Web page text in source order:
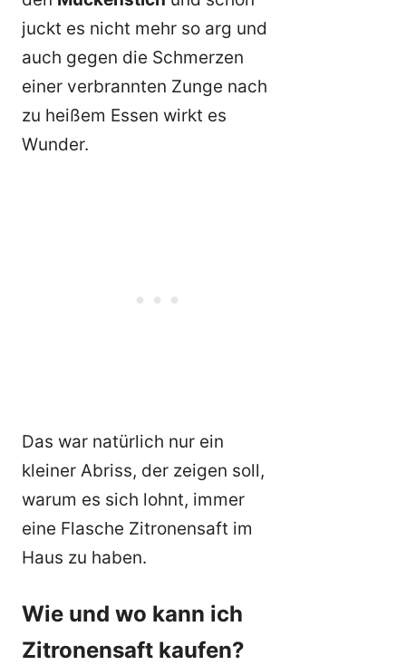
juckt es nicht mehr so arg und
auch gegen die Schmerzen
einer verbrannten Zunge nach
zu heißem Essen wirkt es
Wunder.
Das war natürlich nur ein
kleiner Abriss, der zeigen soll,
warum es sich lohnt, immer
eine Flasche Zitronensaft im
Haus zu haben.
Wie und wo kann ich
Zitronensaft kaufen?